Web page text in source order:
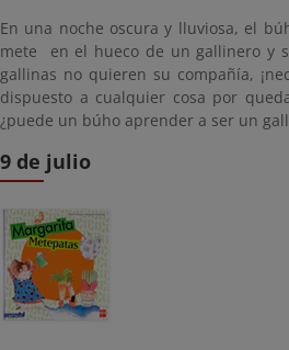
En una noche oscura y lluviosa, el
mete en el hueco de un gallinero y
gallinas no quieren su compañía,
dispuesto a cualquier cosa por
¿puede un búho aprender a ser un
9 de julio